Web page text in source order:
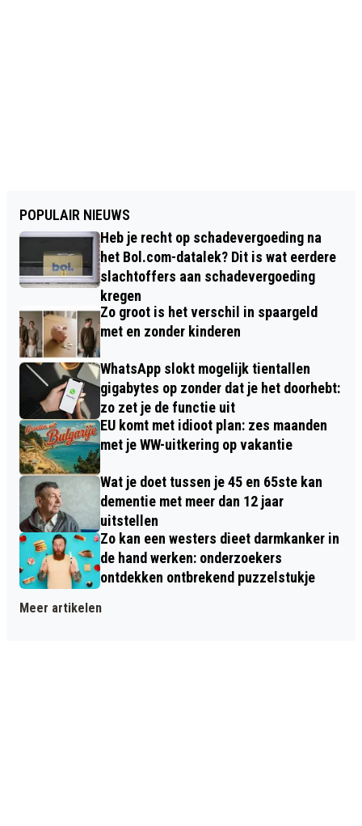
POPULAIR NIEUWS
Heb je recht op schadevergoeding na
het Bol.com-datalek? Dit is wat eerdere
slachtoffers aan schadevergoeding
kregen
Zo groot is het verschil in spaargeld
met en zonder kinderen
WhatsApp slokt mogelijk tientallen
gigabytes op zonder dat je het doorhebt:
zo zet je de functie uit
EU komt met idioot plan: zes maanden
met je WW-uitkering op vakantie
Wat je doet tussen je 45 en 65ste kan
dementie met meer dan 12 jaar
uitstellen
Zo kan een westers dieet darmkanker in
de hand werken: onderzoekers
ontdekken ontbrekend puzzelstukje
Meer artikelen